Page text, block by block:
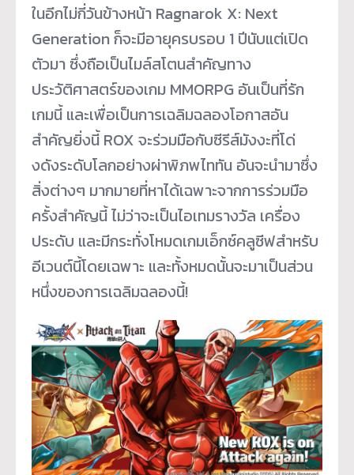
ในอีกไม่กี่วันข้างหน้า Ragnarok X: Next
Generation ก็จะมีอายุครบรอบ 1 ปีนับแต่เปิด
ตัวมา ซึ่งถือเป็นไมล์สโตนสำคัญทาง
ประวัติศาสตร์ของเกม MMORPG อันเป็นที่รัก
เกมนี้ และเพื่อเป็นการเฉลิมฉลองโอกาสอัน
สำคัญยิ่งนี้ ROX จะร่วมมือกับซีรีส์มังงะที่โด่
งดังระดับโลกอย่างผ่าพิภพไททัน อันจะนำมาซึ่ง
สิ่งต่างๆ มากมายที่หาได้เฉพาะจากการร่วมมือ
ครั้งสำคัญนี้ ไม่ว่าจะเป็นไอเทมรางวัล เครื่อง
ประดับ และมีกระทั่งโหมดเกมเอ็กซ์คลูซีฟสำหรับ
อีเวนต์นี้โดยเฉพาะ และทั้งหมดนั้นจะมาเป็นส่วน
หนึ่งของการเฉลิมฉลองนี้!